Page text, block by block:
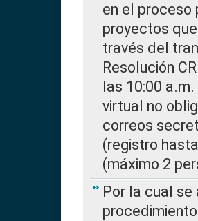
en el proceso
proyectos
través del
Resolución
las 10:00
virtual no
correos
(registro
(máximo 2
Por la cual